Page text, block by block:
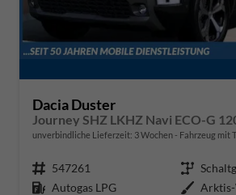
Dacia Duster
Journey SHZ LKHZ Navi ECO-G
unverbindliche Lieferzeit: 3 Wochen Fahrzeug mit
Fahrzeugnr. 547261 Getriebe
Kraftstoff Autogas LPG Außenfarbe